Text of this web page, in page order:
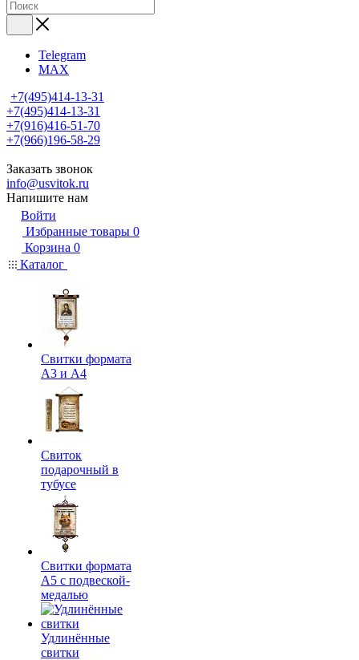
Telegram
MAX
+7(495)414-13-31
+7(495)414-13-31
+7(916)416-51-70
+7(966)196-58-29
Заказать звонок
info@usvitok.ru
Напишите нам
Войти
Избранные товары 0
Корзина 0
Каталог
Свитки формата
А3 и А4
Свиток
подарочный в
тубусе
Свитки формата
А5 с подвеской-
медалью
Удлинённые
свитки